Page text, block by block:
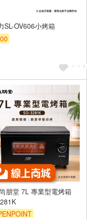
SL-OV606小烤箱
朋堂 7L 專業型電烤箱